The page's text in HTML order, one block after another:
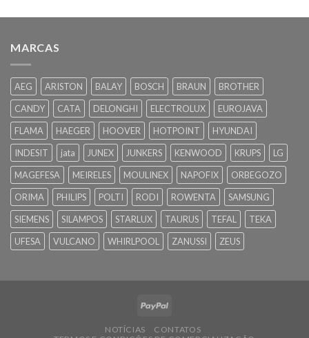
MARCAS
AEG ARISTON BALAY BOSCH BRAUN
BROTHER
CANDY
CATA DELONGHI ELECTROLUX
EUROJAVA
FLAMA
HAEGER HOOVER HOTPOINT
HYUNDAI
INDESIT
jata JUNEX JUNKERS KENWOOD KRUPS
LG
MAGEFESA
MEIRELES MOULINEX NAPOFIX
ORBEGOZO
ORIMA
PHILIPS POLTI RODI ROWENTA
SAMSUNG
SIEMENS
SILAMPOS STARLUX TAURUS TEFAL
TEKA
UFESA
VULCANO WHIRLPOOL ZANUSSI ZEUS
NOTÍCIAS
CONTATOS